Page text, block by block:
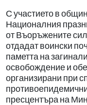
С участието в
Националния
от Въоръжените
отдадат воински
паметта на
освобождение и
организирани при
пресцентъра на